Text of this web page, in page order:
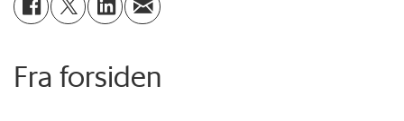
Fra forsiden